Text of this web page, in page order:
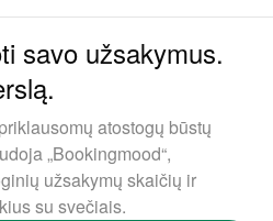
savo užsakymus.
atostogų būstų
„Bookingmood“,
užsakymų skaičių ir
su svečiais.